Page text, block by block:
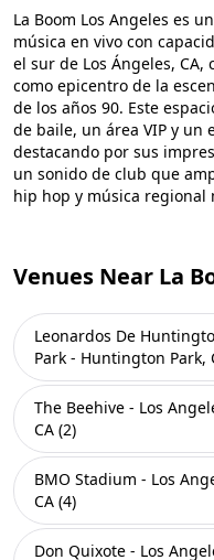
La Boom Los Angeles es
música en vivo con
el sur de Los Ángeles,
como epicentro de la
de los años 90. Este
de baile, un área VIP y un
destacando por sus
un sonido de club que
hip hop y música regional
Venues Near La
Leonardos De
Park - Huntington Park,
The Beehive - Los
CA (2)
BMO Stadium - Los
CA (4)
Don Quixote - Los